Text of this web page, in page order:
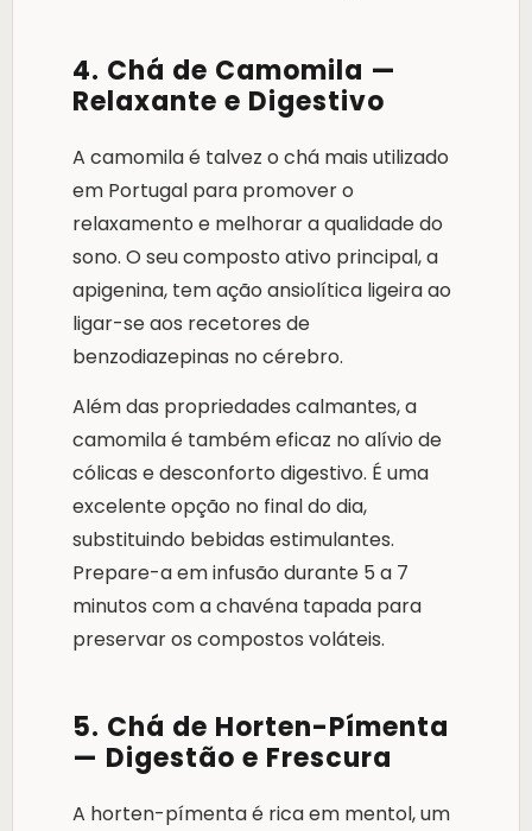
4. Chá de Camomila —
Relaxante e Digestivo
A camomila é talvez o chá mais utilizado
em Portugal para promover o
relaxamento e melhorar a qualidade do
sono. O seu composto ativo principal, a
apigenina, tem ação ansiolítica ligeira ao
ligar-se aos recetores de
benzodiazepinas no cérebro.
Além das propriedades calmantes, a
camomila é também eficaz no alívio de
cólicas e desconforto digestivo. É uma
excelente opção no final do dia,
substituindo bebidas estimulantes.
Prepare-a em infusão durante 5 a 7
minutos com a chavéna tapada para
preservar os compostos voláteis.
5. Chá de Horten-Pímenta
— Digestão e Frescura
A horten-pímenta é rica em mentol, um